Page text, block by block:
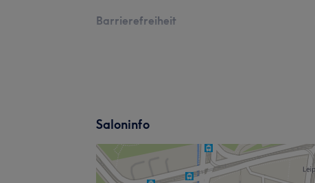
Barrierefreiheit
Saloninfo